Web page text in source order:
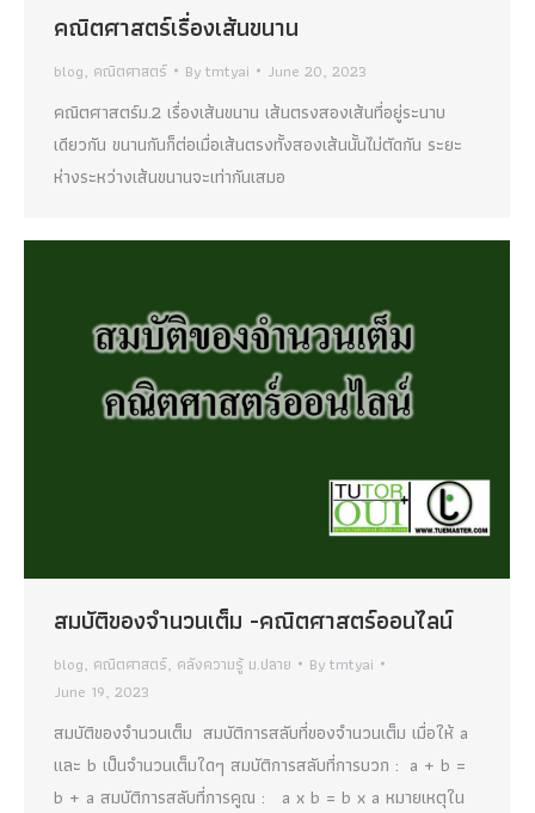
คณิตศาสตร์เรื่องเส้นขนาน
blog, คณิตศาสตร์ Bytmtyai June 20, 2023
คณิตศาสตร์ม.2 เรื่องเส้นขนาน เส้นตรงสองเส้นที่อยู่ระนาบ
เดียวกัน ขนานกันก็ต่อเมื่อเส้นตรงทั้งสองเส้นนั้นไม่ตัดกัน ระยะ
ห่างระหว่างเส้นขนานจะเท่ากันเสมอ
สมบัติของจำนวนเต็ม -คณิตศาสตร์ออนไลน์
blog, คณิตศาสตร์, คลังความรู้ ม.ปลาย Bytmtyai
June 19, 2023
สมบัติของจำนวนเต็ม สมบัติการสลับที่ของจำนวนเต็ม เมื่อให้ a
และ b เป็นจำนวนเต็มใดๆ สมบัติการสลับที่การบวก : a + b =
b + a สมบัติการสลับที่การคูณ : a x b = b x a หมายเหตุใน